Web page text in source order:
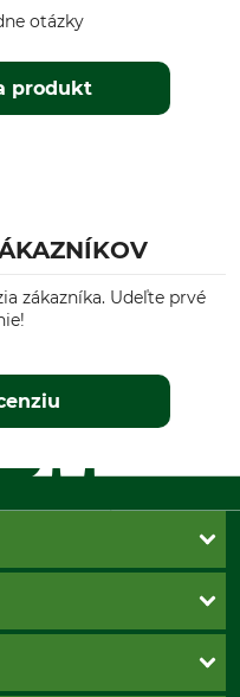
veľkosť
produkt
otázky
zákazníka. Udeľte prvé